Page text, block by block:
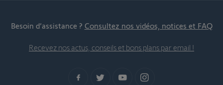
Besoin d’assistance ? Consultez nos vidéos, notices et FAQ
Recevez nos actus, conseils et bons plans par email !